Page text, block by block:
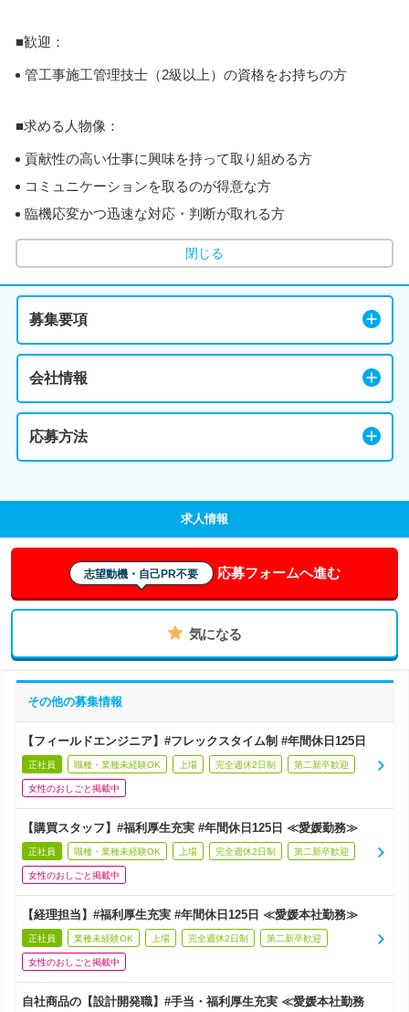
■歓迎：
管工事施工管理技士（2級以上）の資格をお持ちの方
■求める人物像：
貢献性の高い仕事に興味を持って取り組める方
コミュニケーションを取るのが得意な方
臨機応変かつ迅速な対応・判断が取れる方
閉じる
募集要項
会社情報
応募方法
求人情報
志望動機・自己PR不要 応募フォームへ進む
気になる
その他の募集情報
【フィールドエンジニア】#フレックスタイム制 #年間休日125日
正社員 職種・業種未経験OK 上場 完全週休2日制 第二新卒歓迎
女性のおしごと掲載中
【購買スタッフ】#福利厚生充実 #年間休日125日 ≪愛媛勤務≫
正社員 職種・業種未経験OK 上場 完全週休2日制 第二新卒歓迎
女性のおしごと掲載中
【経理担当】#福利厚生充実 #年間休日125日 ≪愛媛本社勤務≫
正社員 業種未経験OK 上場 完全週休2日制 第二新卒歓迎
女性のおしごと掲載中
自社商品の【設計開発職】#手当・福利厚生充実 ≪愛媛本社勤務